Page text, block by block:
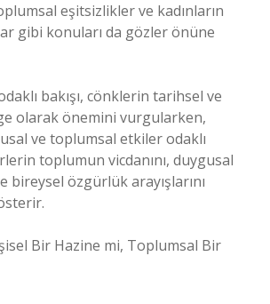
eşitsizlikler ve kadınların
gibi konuları da gözler önüne
bakışı, cönklerin tarihsel ve
olarak önemini vurgularken,
ve toplumsal etkiler odaklı
toplumun vicdanını, duygusal
bireysel özgürlük arayışlarını
Bir Hazine mi, Toplumsal Bir